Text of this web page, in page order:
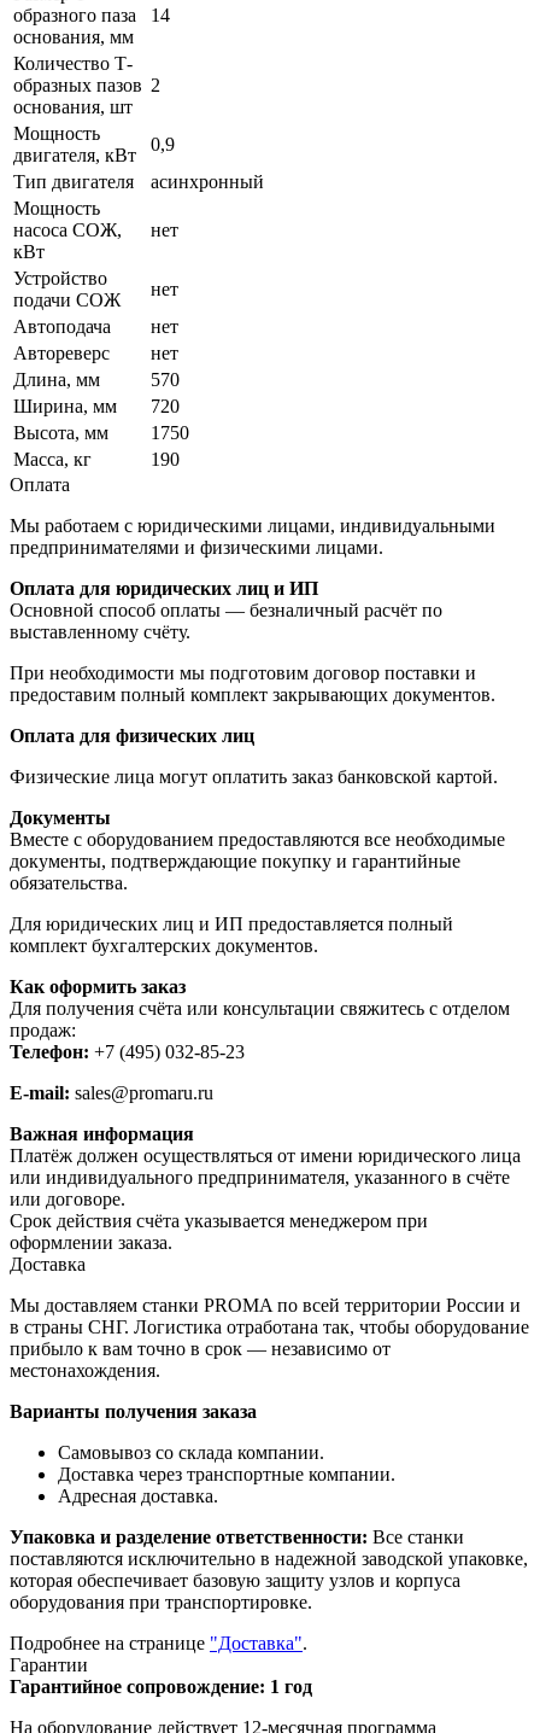
образного паза
основания, мм
14
Количество Т-
образных пазов
основания, шт
2
Мощность
двигателя, кВт
0,9
Тип двигателя
асинхронный
Мощность
насоса СОЖ,
кВт
нет
Устройство
подачи СОЖ
нет
Автоподача
нет
Автореверс
нет
Длина, мм
570
Ширина, мм
720
Высота, мм
1750
Масса, кг
190
Оплата
Мы работаем с юридическими лицами, индивидуальными
предпринимателями и физическими лицами.
Оплата для юридических лиц и ИП
Основной способ оплаты — безналичный расчёт по
выставленному счёту.
При необходимости мы подготовим договор поставки и
предоставим полный комплект закрывающих документов.
Оплата для физических лиц
Физические лица могут оплатить заказ банковской картой.
Документы
Вместе с оборудованием предоставляются все необходимые
документы, подтверждающие покупку и гарантийные
обязательства.
Для юридических лиц и ИП предоставляется полный
комплект бухгалтерских документов.
Как оформить заказ
Для получения счёта или консультации свяжитесь с отделом
продаж:
Телефон: +7 (495) 032-85-23
E-mail: sales@promaru.ru
Важная информация
Платёж должен осуществляться от имени юридического лица
или индивидуального предпринимателя, указанного в счёте
или договоре.
Срок действия счёта указывается менеджером при
оформлении заказа.
Доставка
Мы доставляем станки PROMA по всей территории России и
в страны СНГ. Логистика отработана так, чтобы оборудование
прибыло к вам точно в срок — независимо от
местонахождения.
Варианты получения заказа
Самовывоз со склада компании.
Доставка через транспортные компании.
Адресная доставка.
Упаковка и разделение ответственности: Все станки
поставляются исключительно в надежной заводской упаковке,
которая обеспечивает базовую защиту узлов и корпуса
оборудования при транспортировке.
Подробнее на странице "Доставка".
Гарантии
Гарантийное сопровождение: 1 год
На оборудование действует 12-месячная программа